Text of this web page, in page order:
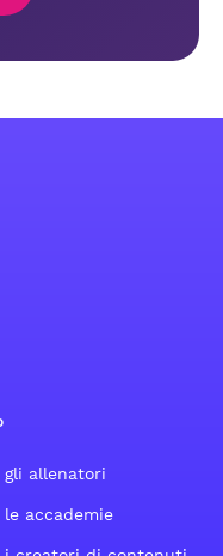
FacebookTweeter
dell'account
gli allenatori
le accademie